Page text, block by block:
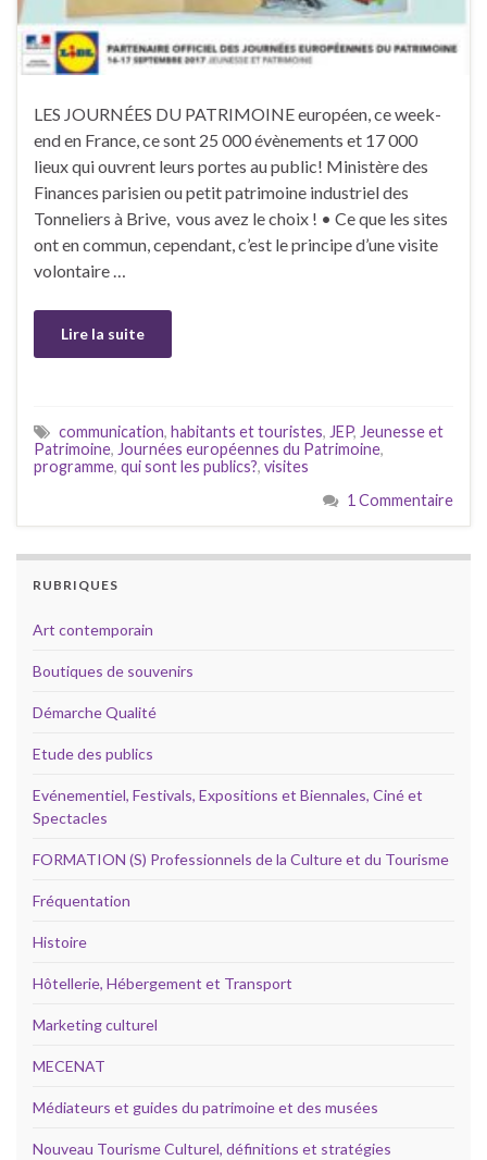
LES JOURNÉES DU PATRIMOINE européen, ce week-
end en France, ce sont 25 000 évènements et 17 000
lieux qui ouvrent leurs portes au public! Ministère des
Finances parisien ou petit patrimoine industriel des
Tonneliers à Brive, vous avez le choix ! • Ce que les sites
ont en commun, cependant, c’est le principe d’une visite
volontaire …
Lire la suite
communication, habitants et touristes, JEP, Jeunesse et
Patrimoine, Journées européennes du Patrimoine,
programme, qui sont les publics?, visites
1 Commentaire
RUBRIQUES
Art contemporain
Boutiques de souvenirs
Démarche Qualité
Etude des publics
Evénementiel, Festivals, Expositions et Biennales, Ciné et
Spectacles
FORMATION (S) Professionnels de la Culture et du Tourisme
Fréquentation
Histoire
Hôtellerie, Hébergement et Transport
Marketing culturel
MECENAT
Médiateurs et guides du patrimoine et des musées
Nouveau Tourisme Culturel, définitions et stratégies